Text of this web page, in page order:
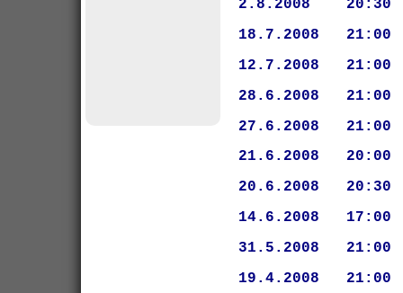
2.8.2008    20:30
18.7.2008   21:00
12.7.2008   21:00
28.6.2008   21:00
27.6.2008   21:00
21.6.2008   20:00
20.6.2008   20:30
14.6.2008   17:00
31.5.2008   21:00
19.4.2008   21:00